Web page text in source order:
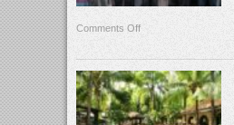
Comments Off